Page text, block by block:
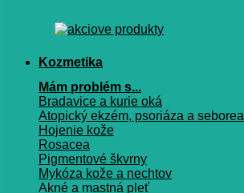
Kozmetika
Mám problém s...
Bradavice a kurie oká
Atopický ekzém, psoriáza a seborea
Hojenie kože
Rosacea
Pigmentové škvrny
Mykóza kože a nechtov
Akné a mastná pleť